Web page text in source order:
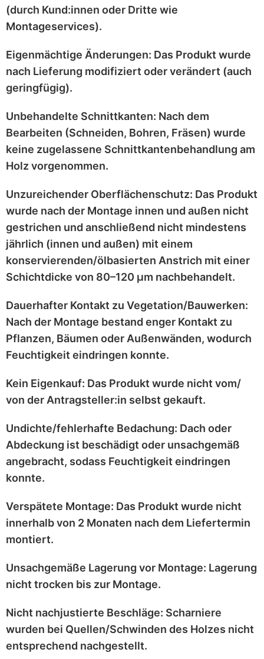
(durch Kund:innen oder Dritte wie
Montageservices).
Eigenmächtige Änderungen: Das Produkt wurde
nach Lieferung modifiziert oderverändert (auch
geringfügig).
Unbehandelte Schnittkanten: Nach dem
Bearbeiten (Schneiden, Bohren, Fräsen) wurde
keine zugelassene Schnittkantenbehandlung am
Holz vorgenommen.
Unzureichender Oberflächenschutz: Das Produkt
wurde nach der Montage innen und außen nicht
gestrichen und anschließend nicht mindestens
jährlich (innen und außen) mit einem
konservierenden/ölbasierten Anstrich mit einer
Schichtdicke von 80–120 μm nachbehandelt.
Dauerhafter Kontakt zu Vegetation/Bauwerken:
Nach der Montage bestand enger Kontakt zu
Pflanzen, Bäumen oder Außenwänden, wodurch
Feuchtigkeit eindringen konnte.
Kein Eigenkauf: Das Produkt wurde nicht vom/
von der Antragsteller:in selbst gekauft.
Undichte/fehlerhafte Bedachung: Dach oder
Abdeckung ist beschädigt oder unsachgemäß
angebracht, sodass Feuchtigkeit eindringen
konnte.
Verspätete Montage: Das Produkt wurde nicht
innerhalb von 2 Monaten nach dem Liefertermin
montiert.
Unsachgemäße Lagerung vor Montage: Lagerung
nicht trocken bis zur Montage.
Nicht nachjustierte Beschläge: Scharniere
wurden bei Quellen/Schwinden des Holzes nicht
entsprechend nachgestellt.